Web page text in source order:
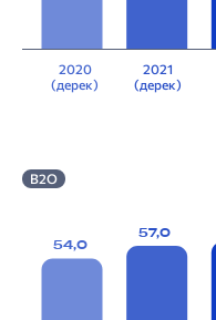
2020
(дерек)
2021
(дерек)
B2O
54,0
57,0